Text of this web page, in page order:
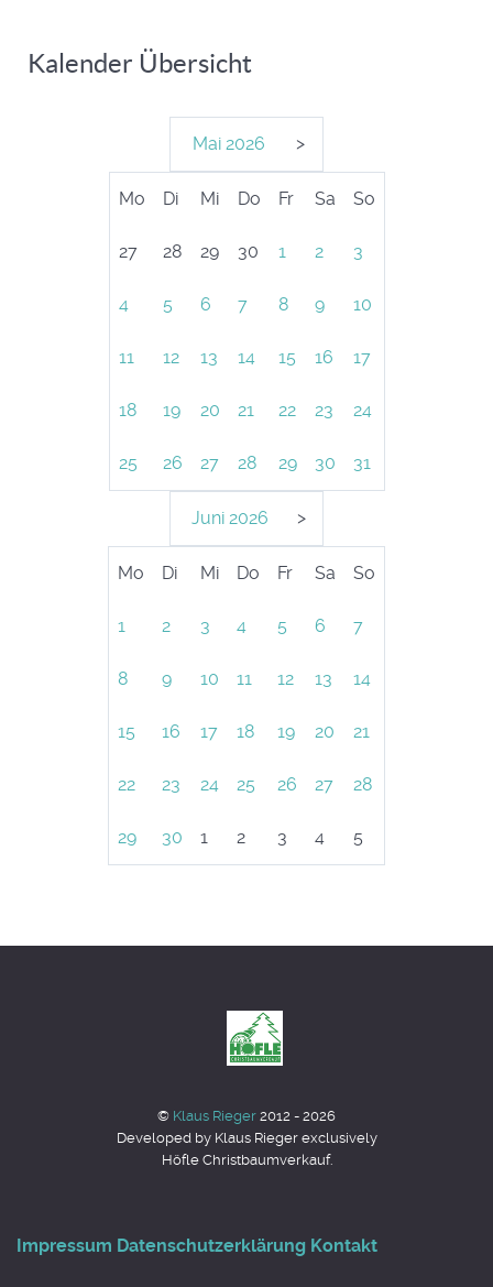
Kalender Übersicht
Mai 2026 >
Mo Di Mi Do Fr Sa So
27 28 29 30 1 2 3
4 5 6 7 8 9 10
11 12 13 14 15 16 17
18 19 20 21 22 23 24
25 26 27 28 29 30 31
Juni 2026 >
Mo Di Mi Do Fr Sa So
1 2 3 4 5 6 7
8 9 10 11 12 13 14
15 16 17 18 19 20 21
22 23 24 25 26 27 28
29 30 1 2 3 4 5
© Klaus Rieger 2012 - 2026
Developed by Klaus Rieger exclusively
Höfle Christbaumverkauf.
Impressum Datenschutzerklärung Kontakt